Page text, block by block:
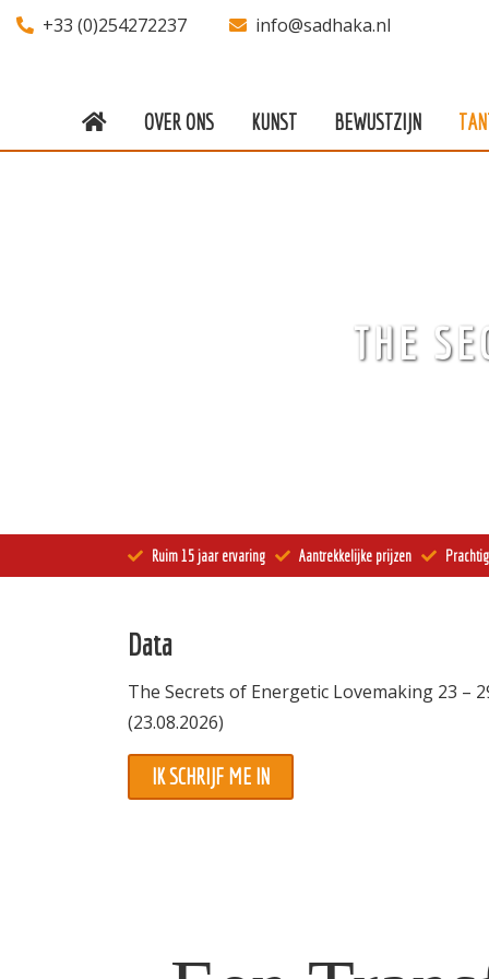
Over ons
+33 (0)254272237 info@sadhaka.nl
OVER ONS KUNST BEWUSTZIJN
THE
Ruim 15 jaar ervaring Aantrekkelijke prijzen
Data
The Secrets of Energetic Lovemaking 23 –
(23.08.2026)
IK SCHRIJF ME IN